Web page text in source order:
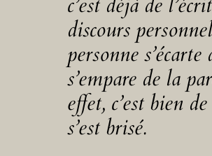
c’est déjà de
discours
personne
s’empare de la
effet, c’est bien
s’est brisé.